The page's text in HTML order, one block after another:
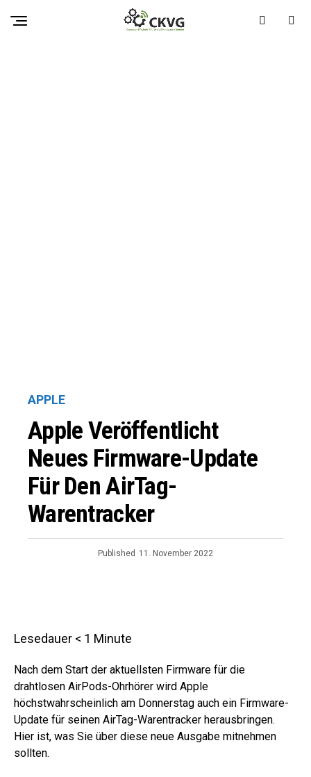
APPLE
Apple Veröffentlicht
Neues Firmware-Update
Für Den AirTag-
Warentracker
Published 11. November 2022
Lesedauer < 1 Minute
Nach dem Start der aktuellsten Firmware für die
drahtlosen AirPods-Ohrhörer wird Apple
höchstwahrscheinlich am Donnerstag auch ein Firmware-
Update für seinen AirTag-Warentracker herausbringen.
Hier ist, was Sie über diese neue Ausgabe mitnehmen
sollten.